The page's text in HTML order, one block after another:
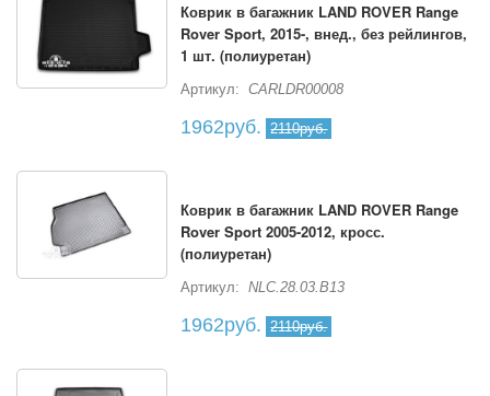
Коврик в багажник LAND ROVER Range
Rover Sport, 2015-, внед., без рейлингов,
1 шт. (полиуретан)
Артикул: CARLDR00008
1962руб. 2110руб.
Коврик в багажник LAND ROVER Range
Rover Sport 2005-2012, кросс.
(полиуретан)
Артикул: NLC.28.03.B13
1962руб. 2110руб.